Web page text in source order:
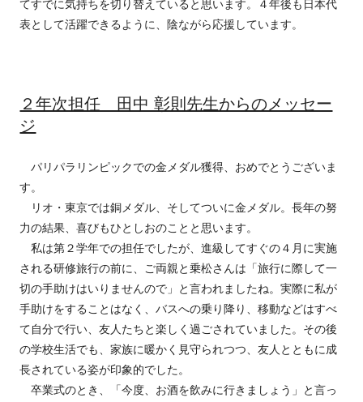
てすでに気持ちを切り替えていると思います。４年後も日本代
表として活躍できるように、陰ながら応援しています。
２年次担任 田中 彰則先生からのメッセー
ジ
パリパラリンピックでの金メダル獲得、おめでとうございま
す。
リオ・東京では銅メダル、そしてついに金メダル。長年の努
力の結果、喜びもひとしおのことと思います。
私は第２学年での担任でしたが、進級してすぐの４月に実施
される研修旅行の前に、ご両親と乗松さんは「旅行に際して一
切の手助けはいりませんので」と言われましたね。実際に私が
手助けをすることはなく、バスへの乗り降り、移動などはすべ
て自分で行い、友人たちと楽しく過ごされていました。その後
の学校生活でも、家族に暖かく見守られつつ、友人とともに成
長されている姿が印象的でした。
卒業式のとき、「今度、お酒を飲みに行きましょう」と言っ